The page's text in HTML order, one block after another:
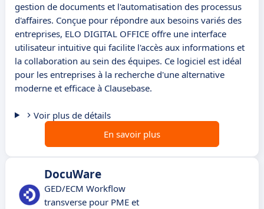
gestion de documents et l'automatisation des processus
d'affaires. Conçue pour répondre aux besoins variés des
entreprises, ELO DIGITAL OFFICE offre une interface
utilisateur intuitive qui facilite l'accès aux informations et
la collaboration au sein des équipes. Ce logiciel est idéal
pour les entreprises à la recherche d'une alternative
moderne et efficace à Clausebase.
Voir plus de détails
En savoir plus
DocuWare
GED/ECM Workflow
transverse pour PME et